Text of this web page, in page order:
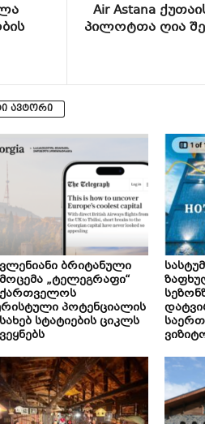
Air Astana
პილოტთა ღია
ავტორი
ბრიტანული
„ტელეგრაფი“
პოტენციალის
სტატიების ციკლს